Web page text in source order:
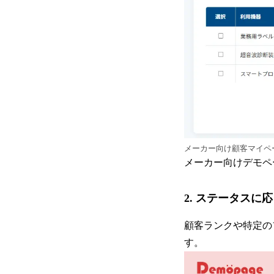
メーカー向け顧客マイ
メーカー向けデモ
2. ステータスに
顧客ランクや特定
す。